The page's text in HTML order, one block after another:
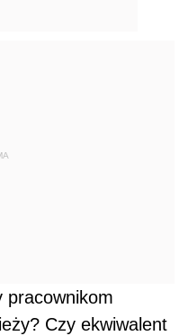
pracownikom
Czy ekwiwalent